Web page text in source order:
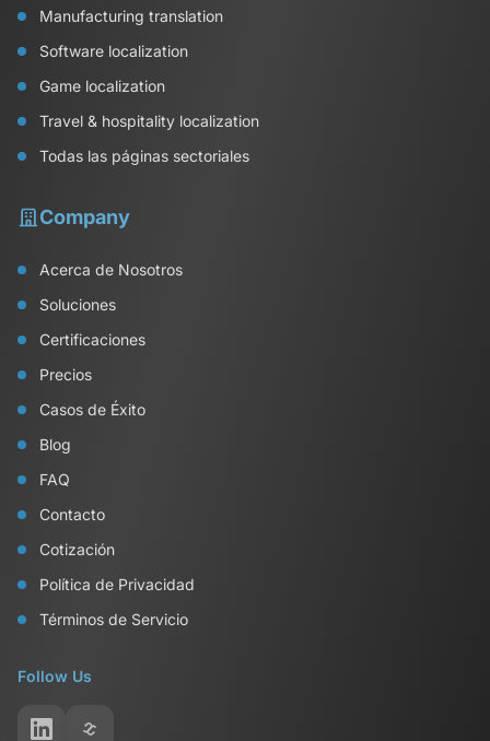
Manufacturing translation
Software localization
Game localization
Travel & hospitality localization
Todas las páginas sectoriales
Company
Acerca de Nosotros
Soluciones
Certificaciones
Precios
Casos de Éxito
Blog
FAQ
Contacto
Cotización
Política de Privacidad
Términos de Servicio
Follow Us